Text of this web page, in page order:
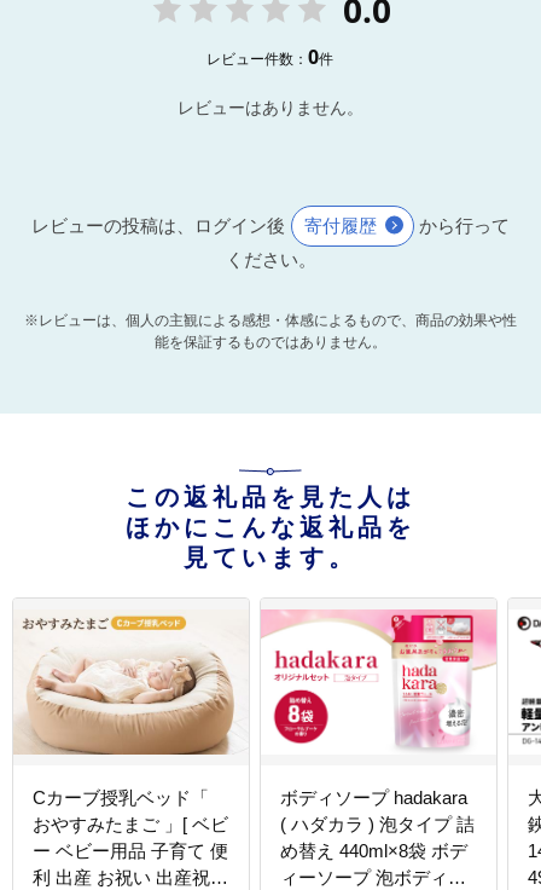
レビュー件数：0件
レビューはありません。
レビューの投稿は、ログイン後 寄付履歴
から行って
ください。
※レビューは、個人の主観による感想・体感によるもので、商品の効果や性
能を保証するものではありません。
この返礼品を見た人は
ほかにこんな返礼品を
見ています。
Cカーブ授乳ベッド「
おやすみたまご 」[ ベビ
ー ベビー用品 子育て 便
利 出産 お祝い 出産祝い
ボディソープ hadakara
( ハダカラ ) 泡タイプ 詰
め替え 440ml×8袋 ボデ
ィーソープ 泡ボディソ